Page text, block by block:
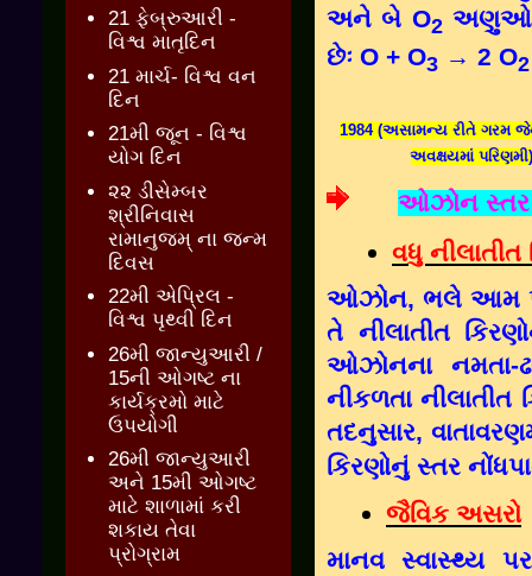
અને બે O2 અણુઓ
છેઃ O + O3 → 2 O2
1984 (અસામન્ય રીતે ગરમ
અવક્ષયમાં
ઓઝોન સ્તર
વધુ નીલાતીત
ઓઝોન, ભલે આમ
તે નીલાતીત
ઓઝોનના નમતા-
નીકળતા નીલાતીત
તદનુસાર,
કિરણોનું સ્તર
જૈવિક અસરો
માનવ સ્વાસ્થ્ય
21 ફેબ્રુઆરી -
વિશ્વ માતૃદિન
21 માર્ચ- વિશ્વ વન
દિન
21મી જૂન - વિશ્વ
યોગ દિન
૨૨ ડીસેમ્બર
શ્રીનિવાસ
રામાનુજમ્ ના જન્મ
દિવસ
22મી એપ્રિલ -
વિશ્વ પૃથ્વી દિન
26મી જાન્યુઆરી /
15ની ઓગષ્ટ ના
કાર્યક્રમો માટે
ઉપયોગી
26મી જાન્યુઆરી
અને 15મી ઓગષ્ટ
માટે શાળામાં કરી
શકાય તેવા
પ્રોગ્રામ